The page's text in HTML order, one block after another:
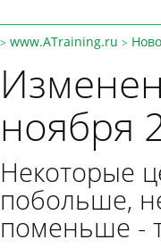
> www.ATraining.ru >
ноября
Некоторые
побольше,
поменьше -